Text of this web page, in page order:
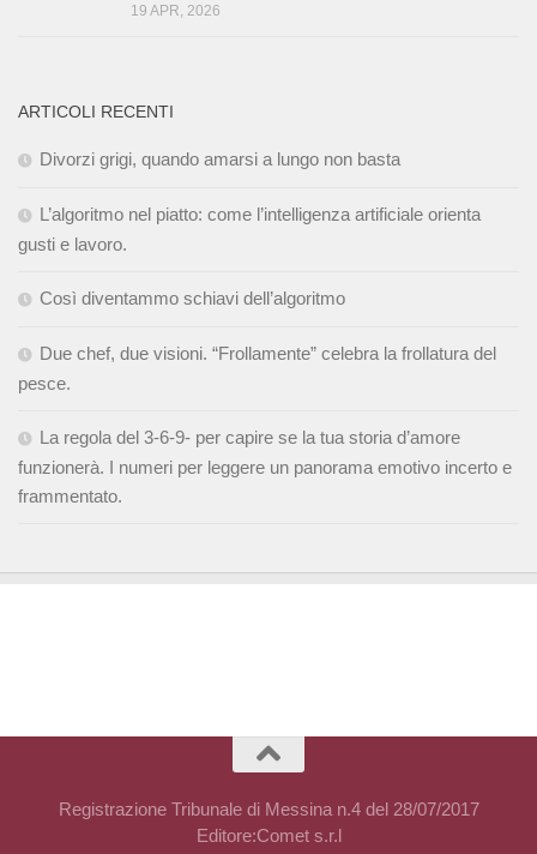
19 APR, 2026
ARTICOLI RECENTI
Divorzi grigi, quando amarsi a lungo non basta
L’algoritmo nel piatto: come l’intelligenza artificiale orienta
gusti e lavoro.
Così diventammo schiavi dell’algoritmo
Due chef, due visioni. “Frollamente” celebra la frollatura del
pesce.
La regola del 3-6-9- per capire se la tua storia d’amore
funzionerà. I numeri per leggere un panorama emotivo incerto e
frammentato.
Registrazione Tribunale di Messina n.4 del 28/07/2017
Editore:Comet s.r.l